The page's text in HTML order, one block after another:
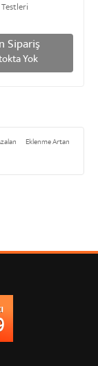
Sipariş
Yok
Eklenme Artan